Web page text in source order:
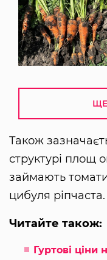
Також
структурі площ
займають
цибуля ріпчаста.
Читайте також:
Гуртові